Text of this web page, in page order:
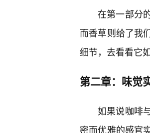
在第一部分
而香草则给了我
细节，去看看它
第二章：味觉
如果说咖啡
密而优雅的感官